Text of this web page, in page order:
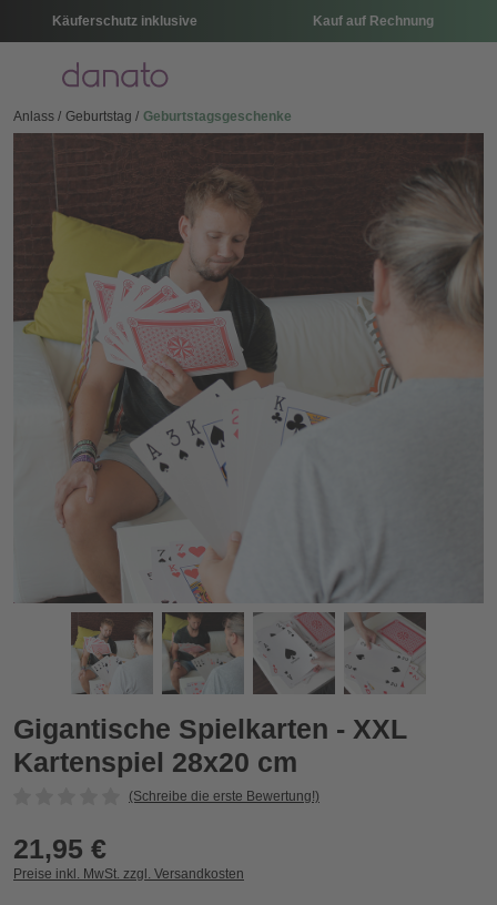
Käuferschutz inklusive Kauf auf Rechnung
Menü
Anlass Geburtstag Geburtstagsgeschenke
Gigantische Spielkarten - XXL Kartenspiel 28x20 cm
Zurück
Gigantische Spielkarten - XXL
Kartenspiel 28x20 cm
(Schreibe die erste Bewertung!)
21,95 €
Preise inkl. MwSt. zzgl. Versandkosten